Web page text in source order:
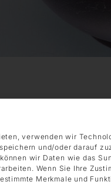
verwenden wir
und/oder darauf
wir Daten wie das
Wenn Sie Ihre
Merkmale und
Uhr